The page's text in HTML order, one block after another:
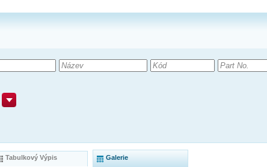
Tabulkový Výpis Galerie